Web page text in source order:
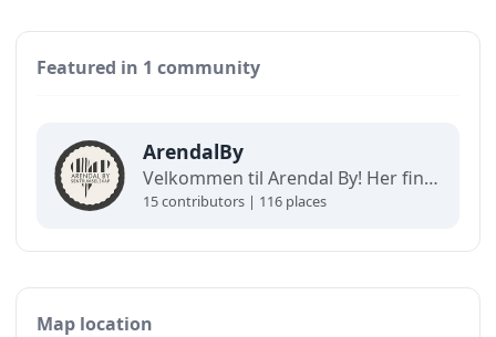
Featured in 1 community
ArendalBy
Velkommen til Arendal By! Her finner du interaktive kart og oppdaterte oversikter over alt som skjer i byen. Utforsk, finn frem og opplev det beste av Arendal på ett og samme sted!
15 contributors | 116 places
Map location